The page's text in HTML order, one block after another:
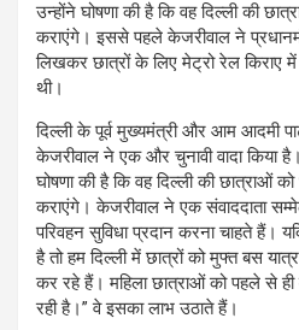
उन्होंने घोषणा की है कि वह दिल्ली की
कराएंगे। इससे पहले केजरीवाल ने
लिखकर छात्रों के लिए मेट्रो रेल किराए
थी।
दिल्ली के पूर्व मुख्यमंत्री और आम आदमी
केजरीवाल ने एक और चुनावी वादा किया
घोषणा की है कि वह दिल्ली की छात्राओं
कराएंगे। केजरीवाल ने एक संवाददाता
परिवहन सुविधा प्रदान करना चाहते हैं।
है तो हम दिल्ली में छात्रों को मुफ्त बस
कर रहे हैं। महिला छात्राओं को पहले से ही
रही है।” वे इसका लाभ उठाते हैं।